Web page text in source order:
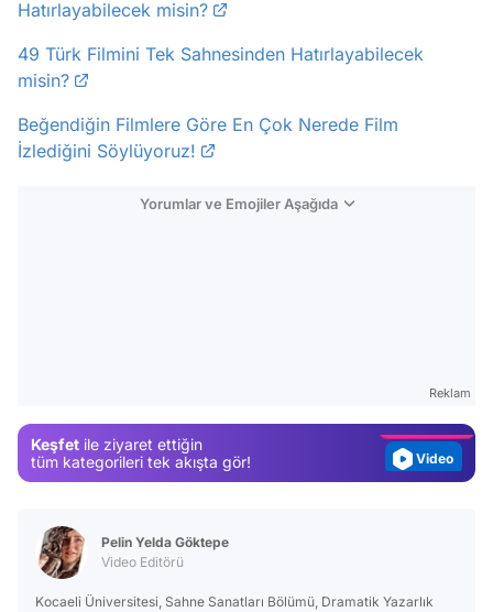
Hatırlayabilecek misin?
49 Türk Filmini Tek Sahnesinden Hatırlayabilecek
misin?
Beğendiğin Filmlere Göre En Çok Nerede Film
İzlediğini Söylüyoruz!
Yorumlar ve Emojiler Aşağıda
Reklam
Keşfet ile ziyaret ettiğin
tüm kategorileri tek akışta gör!
Video
Pelin Yelda Göktepe
Video Editörü
Kocaeli Üniversitesi, Sahne Sanatları Bölümü, Dramatik Yazarlık